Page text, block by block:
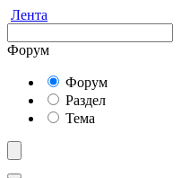
Лента
Форум
Форум
Раздел
Тема